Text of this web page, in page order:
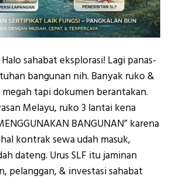
Halo sahabat eksplorasi! Lagi panas-
bangunan nih. Banyak ruko &
tapi dokumen berantakan.
Melayu, ruko 3 lantai kena
BANGUNAN” karena
kontrak sewa udah masuk,
dateng. Urus SLF itu jaminan
pelanggan, & investasi sahabat